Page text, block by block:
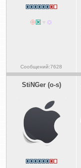
Сообщений:7628
StiNGer (o-s)